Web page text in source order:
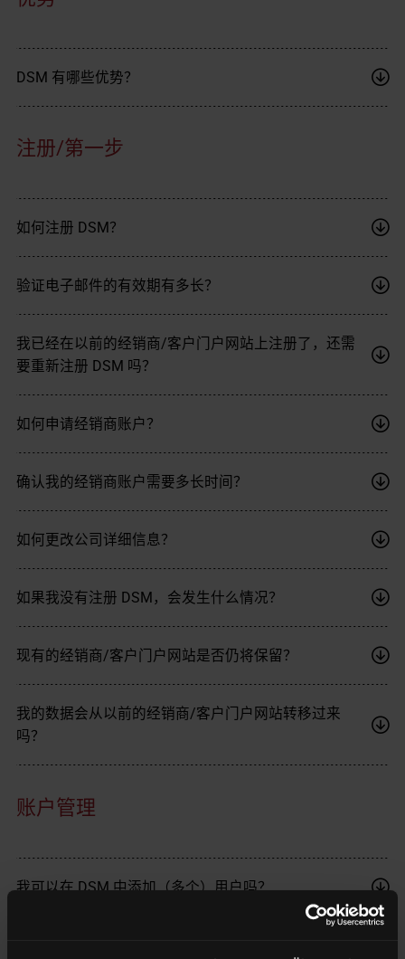
DSM 有哪些优势？
注册/第一步
如何注册 DSM？
验证电子邮件的有效期有多长？
我已经在以前的经销商/客户门户网站上注册了，还需
要重新注册 DSM 吗？
如何申请经销商账户？
确认我的经销商账户需要多长时间？
如何更改公司详细信息？
如果我没有注册 DSM，会发生什么情况？
现有的经销商/客户门户网站是否仍将保留？
我的数据会从以前的经销商/客户门户网站转移过来
吗？
账户管理
我可以在 DSM 中添加（多个）用户吗？